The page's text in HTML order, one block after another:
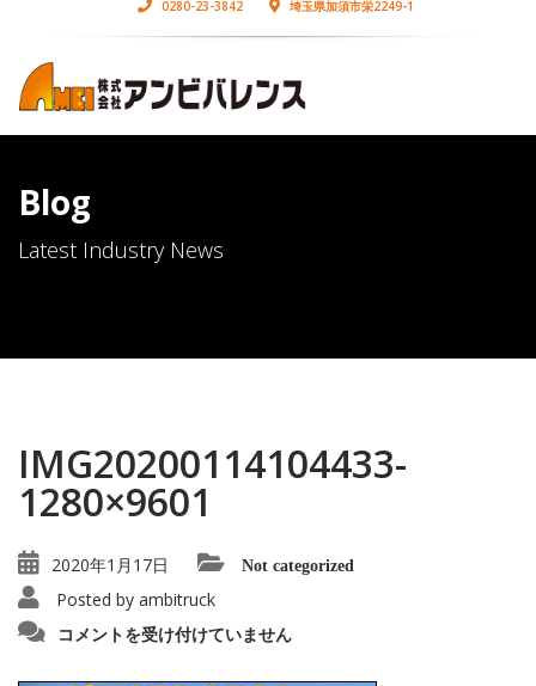
0280-23-3842 埼玉県加須市栄2249-1
Blog
Latest Industry News
IMG20200114104433-
1280×9601
2020年1月17日 Not categorized
Posted by ambitruck
IMG20200114104433-
1280×9601
コメントを受け付けていません